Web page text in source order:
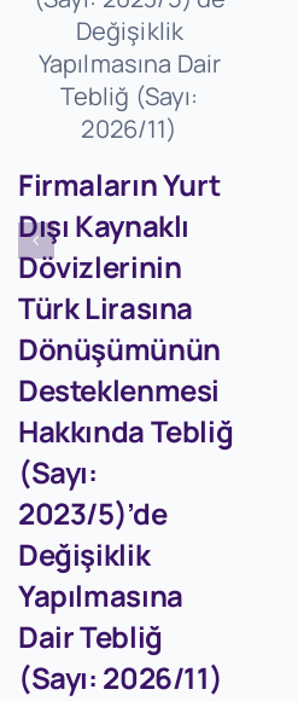
Firmaların Yurt
Dışı Kaynaklı
Dövizlerinin
Türk Lirasına
Dönüşümünün
Desteklenmesi
Hakkında Tebliğ
(Sayı:
2023/5)’de
Değişiklik
Yapılmasına
Dair Tebliğ
(Sayı: 2026/11)